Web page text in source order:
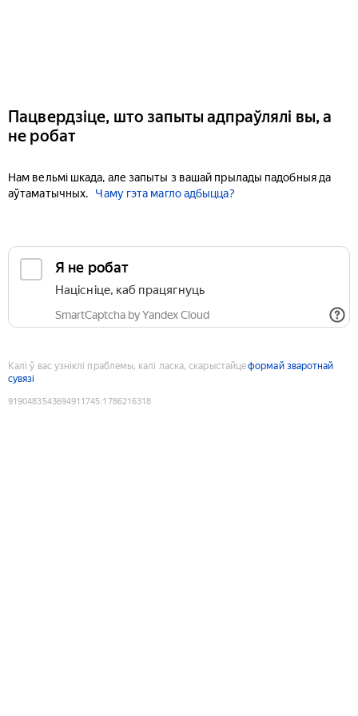
Пацвердзіце, што запыты адпраўлялі вы, а
не робат
Нам вельмі шкада, але запыты з вашай прылады падобныя да
аўтаматычных.
Чаму гэта магло адбыцца?
Я не робат
Націсніце, каб працягнуць
SmartCaptcha by Yandex Cloud
Калі ў вас узніклі праблемы, калі ласка, скарыстайцеформай зваротнай
сувязі
9190483543694911745:1786216318